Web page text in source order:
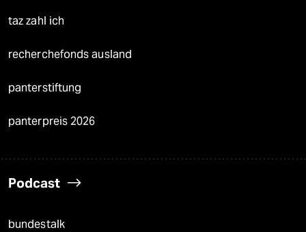
taz zahl ich
recherchefonds ausland
panterstiftung
panterpreis 2026
Podcast
bundestalk